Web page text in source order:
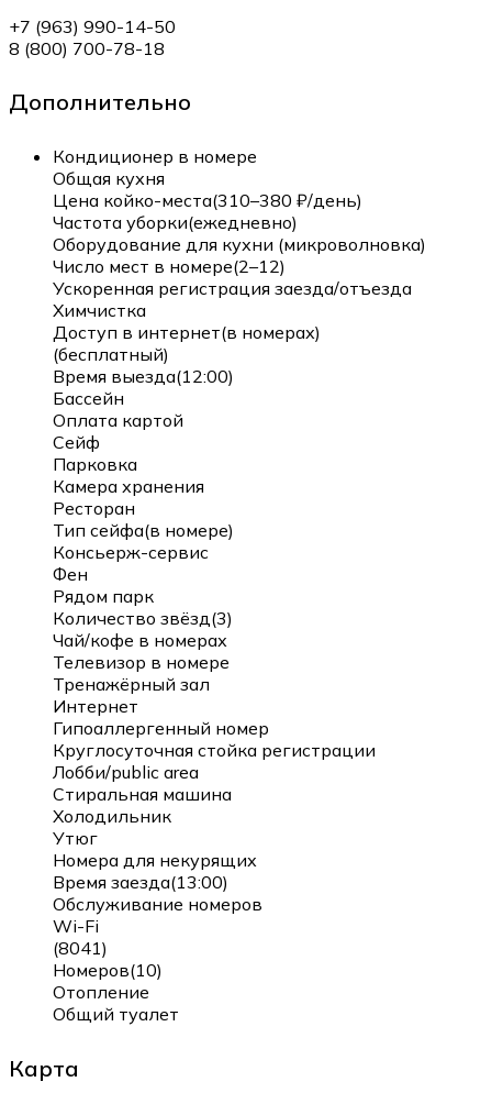
+7 (963) 990-14-50
8 (800) 700-78-18
Дополнительно
Кондиционер в номере
Общая кухня
Цена койко-места(310–380 ₽/день)
Частота уборки(ежедневно)
Оборудование для кухни (микроволновка)
Число мест в номере(2–12)
Ускоренная регистрация заезда/отъезда
Химчистка
Доступ в интернет(в номерах)
(бесплатный)
Время выезда(12:00)
Бассейн
Оплата картой
Сейф
Парковка
Камера хранения
Ресторан
Тип сейфа(в номере)
Консьерж-сервис
Фен
Рядом парк
Количество звёзд(3)
Чай/кофе в номерах
Телевизор в номере
Тренажёрный зал
Интернет
Гипоаллергенный номер
Круглосуточная стойка регистрации
Лобби/public area
Стиральная машина
Холодильник
Утюг
Номера для некурящих
Время заезда(13:00)
Обслуживание номеров
Wi-Fi
(8041)
Номеров(10)
Отопление
Общий туалет
Карта